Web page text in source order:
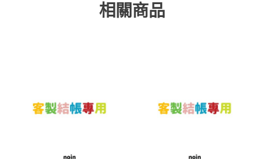
相關商品